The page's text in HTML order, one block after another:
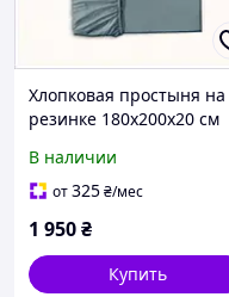
Хлопковая простыня на
резинке 180х200х20 см
XX85681T76
В наличии
от325₴/мес
1 950₴
Купить